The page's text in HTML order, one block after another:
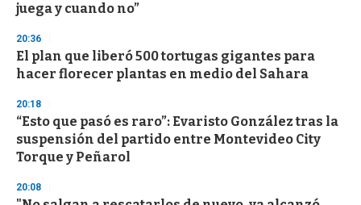
juega y cuando no”
20:36
El plan que liberó 500 tortugas gigantes para
hacer florecer plantas en medio del Sahara
20:18
“Esto que pasó es raro”: Evaristo González tras la
suspensión del partido entre Montevideo City
Torque y Peñarol
20:08